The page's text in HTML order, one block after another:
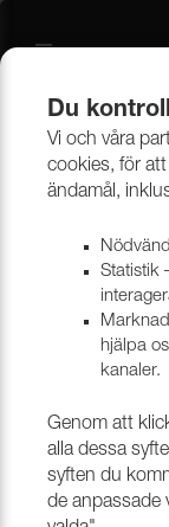
Övrigt
SADELGJORD
PIRELLI-BAND,
50M/RL
Du
Vi och våra
cookies, för
ändamål,
Statistik
hjälpa
kanaler.
Genom att
alla dessa
syften du
de anpassade